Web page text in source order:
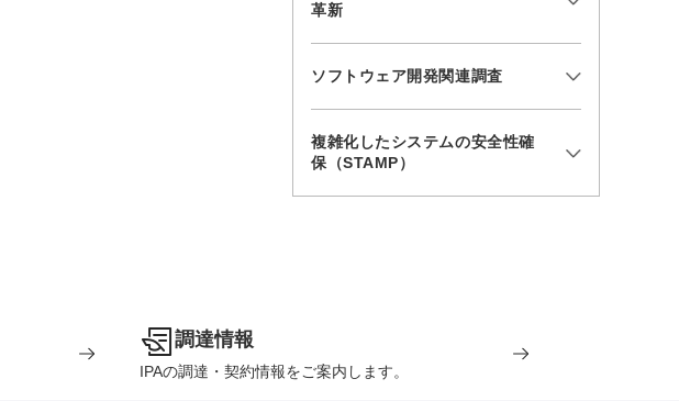
革新
ソフトウェア開発関連調査
複雑化したシステムの安全性確
保（STAMP）
調達情報
IPAの調達・契約情報をご案内します。